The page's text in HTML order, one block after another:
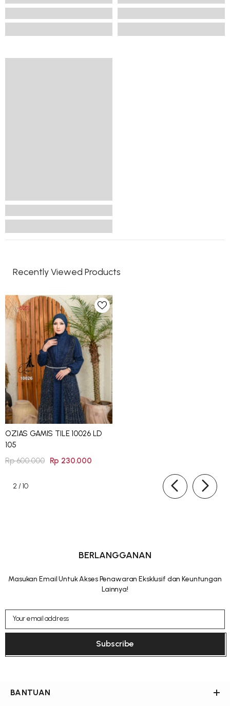
Recently Viewed Products
-62%
OZIAS GAMIS TILE 10026 LD
105
Rp 600.000
Rp 230.000
2/of
10
BERLANGGANAN
Masukan Email Untuk Akses Penawaran Eksklusif dan Keuntungan
Lainnya!
Your email address
Subscribe
BANTUAN